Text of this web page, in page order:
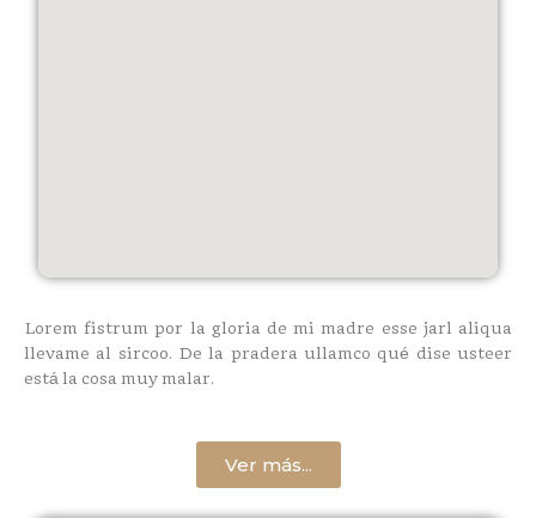
Lorem fistrum por la gloria de mi madre esse jarl aliqua
llevame al sircoo. De la pradera ullamco qué dise usteer
está la cosa muy malar.
Ver más...